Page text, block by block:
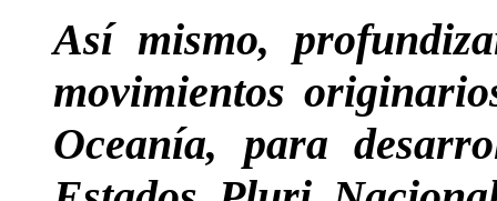
Así mismo,
movimientos
Oceanía, para